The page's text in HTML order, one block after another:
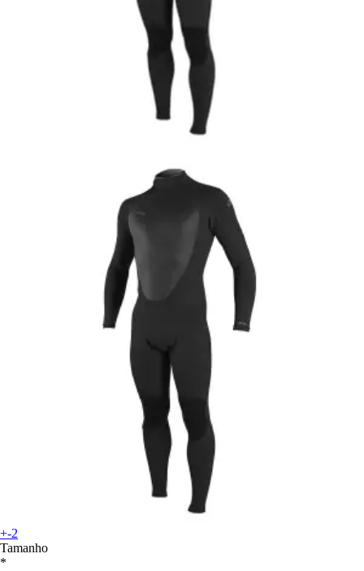
+-2
Tamanho
*